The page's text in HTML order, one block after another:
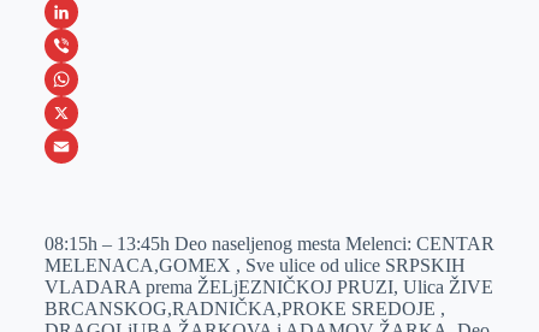
a
c
e
b
o
M
e
s
s
e
e
r
L
i
n
k
I
n
V
i
b
W
h
s
A
p
X
a
i
l
08:15h – 13:45h Deo naseljenog mesta Melenci: CENTAR
MELENACA,GOMEX , Sve ulice od ulice SRPSKIH
VLADARA prema ŽELjEZNIČKOJ PRUZI, Ulica ŽIVE
BRCANSKOG,RADNIČKA,PROKE SREDOJE ,